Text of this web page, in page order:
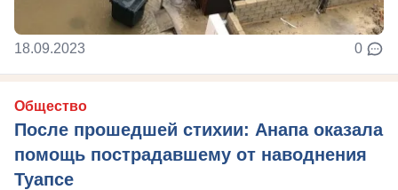
18.09.2023 0
Общество
После прошедшей стихии: Анапа оказала
помощь пострадавшему от наводнения
Туапсе